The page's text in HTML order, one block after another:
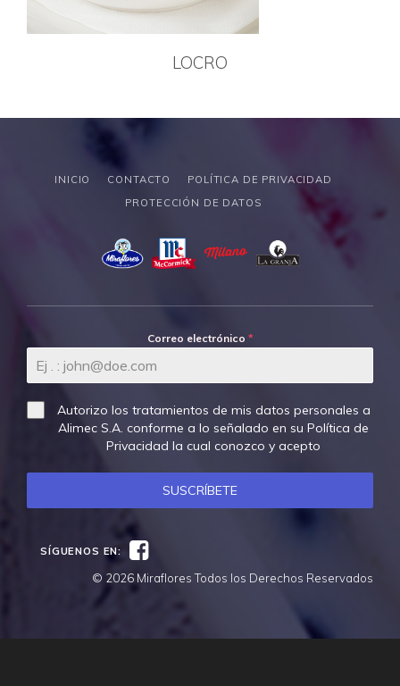
LOCRO
INICIO CONTACTO
POLÍTICA DE PRIVACIDAD
PROTECCIÓN DE DATOS
Correo electrónico *
Autorizo los tratamientos de mis datos personales a
Alimec S.A. conforme a lo señalado en su Política de
Privacidad la cual conozco y acepto
SUSCRÍBETE
SÍGUENOS EN: Facebook
© 2026 Miraflores Todos los Derechos Reservados